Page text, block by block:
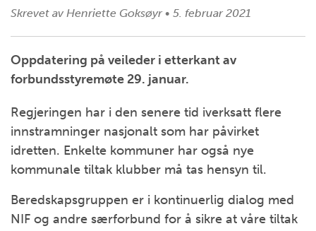
Skrevet av Henriette Goksøyr • 5. februar 2021
Oppdatering på veileder i etterkant av
forbundsstyremøte 29. januar.
Regjeringen har i den senere tid iverksatt flere
innstramninger nasjonalt som har påvirket
idretten. Enkelte kommuner har også nye
kommunale tiltak klubber må tas hensyn til.
Beredskapsgruppen er i kontinuerlig dialog med
NIF og andre særforbund for å sikre at våre tiltak